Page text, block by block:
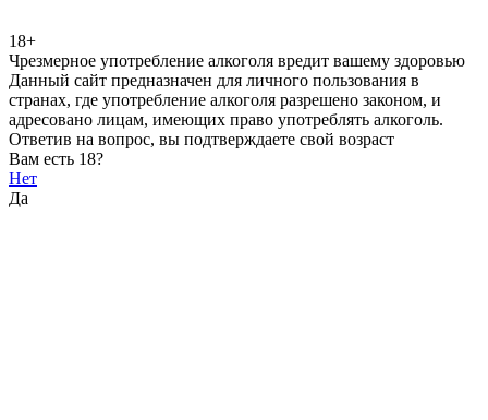
18+
Чрезмерное употребление алкоголя вредит вашему здоровью
Данный сайт предназначен для личного пользования в
странах, где употребление алкоголя разрешено законом, и
адресовано лицам, имеющих право употреблять алкоголь.
Ответив на вопрос, вы подтверждаете свой возраст
Вам есть 18?
Нет
Да